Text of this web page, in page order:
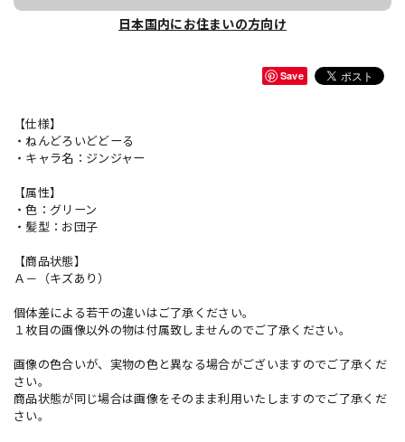
日本国内にお住まいの方向け
Save
【仕様】
・ねんどろいどどーる
・キャラ名：ジンジャー
【属性】
・色：グリーン
・髪型：お団子
【商品状態】
Ａ－（キズあり）
個体差による若干の違いはご了承ください。
１枚目の画像以外の物は付属致しませんのでご了承ください。
画像の色合いが、実物の色と異なる場合がございますのでご了承くだ
さい。
商品状態が同じ場合は画像をそのまま利用いたしますのでご了承くだ
さい。